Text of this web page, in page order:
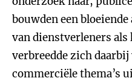
bouwden een
van dienstverleners
verbreedde zich daarbij
commerciële thema’s